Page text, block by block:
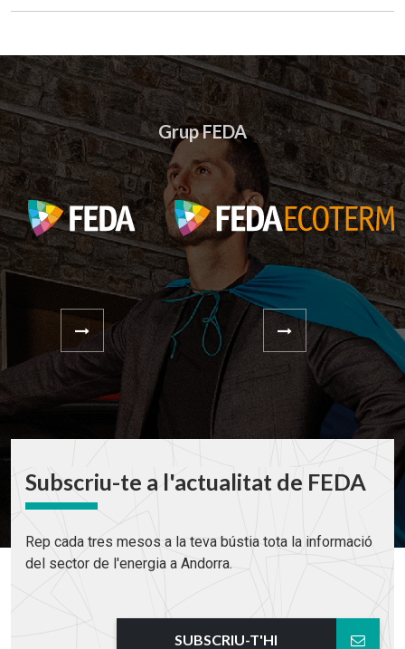
Grup FEDA
Subscriu-te a l'actualitat de FEDA
Rep cada tres mesos a la teva bústia tota la informació
del sector de l'energia a Andorra.
SUBSCRIU-T'HI